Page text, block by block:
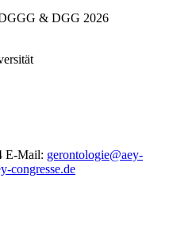
DGGG & DGG 2026
E-Mail: gerontologie@aey-
congresse.de